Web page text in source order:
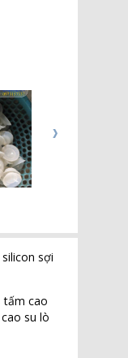
sợi
tấm cao
su lò